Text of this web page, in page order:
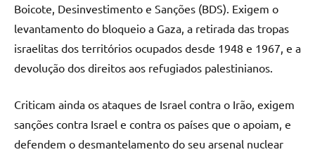
Boicote, Desinvestimento e Sanções (BDS). Exigem o
levantamento do bloqueio a Gaza, a retirada das tropas
israelitas dos territórios ocupados desde 1948 e 1967, e a
devolução dos direitos aos refugiados palestinianos.
Criticam ainda os ataques de Israel contra o Irão, exigem
sanções contra Israel e contra os países que o apoiam, e
defendem o desmantelamento do seu arsenal nuclear